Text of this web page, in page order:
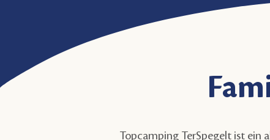
Topcamping TerSpegelt ist ein